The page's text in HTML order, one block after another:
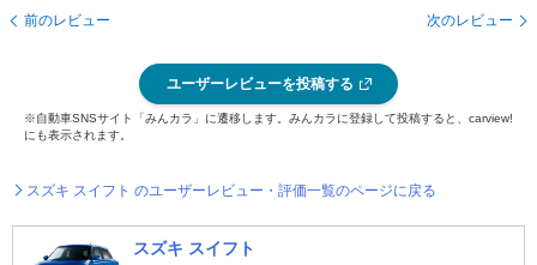
前のレビュー 次のレビュー
ユーザーレビューを投稿する
※自動車SNSサイト「みんカラ」に遷移します。みんカラに登録して投稿すると、carview!
にも表示されます。
スズキ スイフト のユーザーレビュー・評価一覧のページに戻る
スズキ スイフト